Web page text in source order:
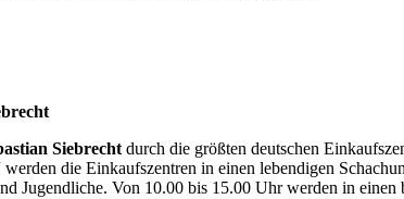
Siebrecht durch die größten deutschen
werden die Einkaufszentren in einen lebendigen
Jugendliche. Von 10.00 bis 15.00 Uhr werden in